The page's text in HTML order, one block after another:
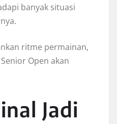
banyak situasi
ritme permainan,
Open akan
Jadi